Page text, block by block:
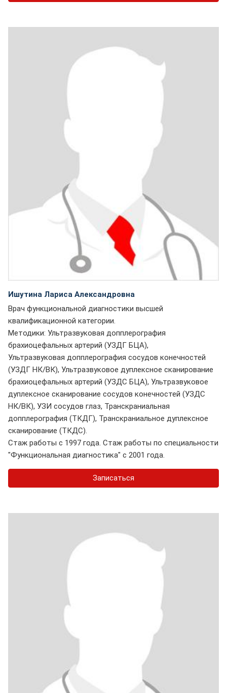
Ишутина Лариса Александровна
Врач функциональной диагностики высшей
квалификационной категории.
Методики: Ультразвуковая допплерография
брахиоцефальных артерий (УЗДГ БЦА),
Ультразвуковая допплерография сосудов конечностей
(УЗДГ НК/ВК), Ультразвуковое дуплексное сканирование
брахиоцефальных артерий (УЗДС БЦА), Ультразвуковое
дуплексное сканирование сосудов конечностей (УЗДС
НК/ВК), УЗИ сосудов глаз, Транскраниальная
допплерография (ТКДГ), Транскраниальное дуплексное
сканирование (ТКДС).
Стаж работы с 1997 года. Стаж работы по специальности
"Функциональная диагностика" с 2001 года.
Записаться